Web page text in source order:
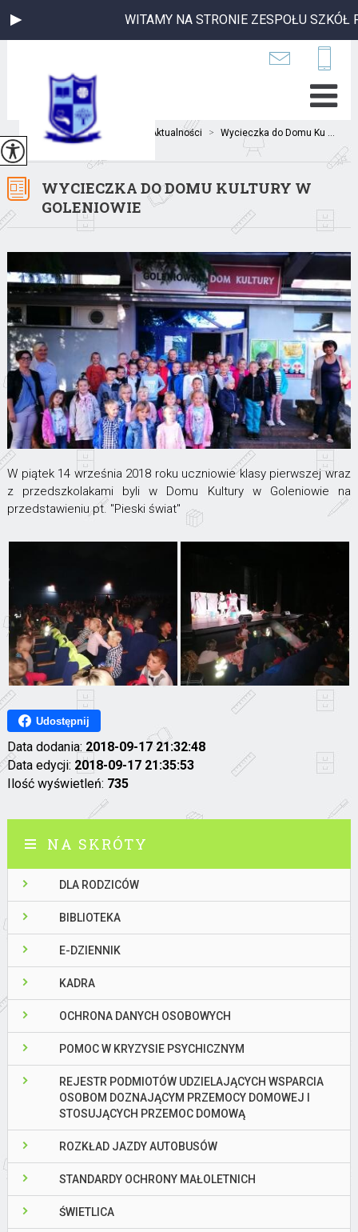
WITAMY NA STRONIE ZESPOŁU SZKÓŁ
Jesteś tutaj: Aktualności > Wycieczka do Domu Ku ...
WYCIECZKA DO DOMU KULTURY W
GOLENIOWIE
W piątek 14 września 2018 roku uczniowie klasy pierwszej wraz
z przedszkolakami byli w Domu Kultury w Goleniowie na
przedstawieniu pt. "Pieski świat"
Udostępnij
Data dodania: 2018-09-17 21:32:48
Data edycji: 2018-09-17 21:35:53
Ilość wyświetleń: 735
NA SKRÓTY
DLA RODZICÓW
BIBLIOTEKA
E-DZIENNIK
KADRA
OCHRONA DANYCH OSOBOWYCH
POMOC W KRYZYSIE PSYCHICZNYM
REJESTR PODMIOTÓW UDZIELAJĄCYCH WSPARCIA
OSOBOM DOZNAJĄCYM PRZEMOCY DOMOWEJ I
STOSUJĄCYCH PRZEMOC DOMOWĄ
ROZKŁAD JAZDY AUTOBUSÓW
STANDARDY OCHRONY MAŁOLETNICH
ŚWIETLICA